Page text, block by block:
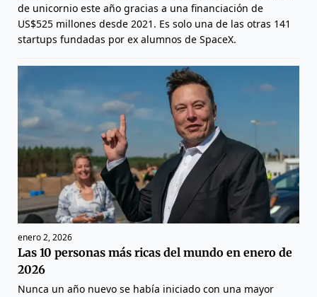
de unicornio este año gracias a una financiación de
US$525 millones desde 2021. Es solo una de las otras 141
startups fundadas por ex alumnos de SpaceX.
enero 2, 2026
Las 10 personas más ricas del mundo en enero de
2026
Nunca un año nuevo se había iniciado con una mayor